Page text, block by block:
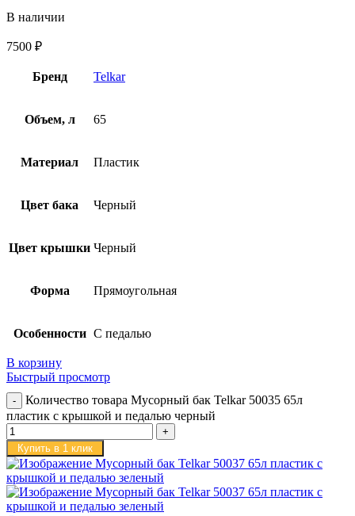
В наличии
7500 ₽
Бренд Telkar
Объем, л 65
Материал Пластик
Цвет бака Черный
Цвет крышки Черный
Форма Прямоугольная
Особенности С педалью
В корзину
Быстрый просмотр
Количество товара Мусорный бак Telkar 50035 65л
пластик с крышкой и педалью черный
Купить в 1 клик